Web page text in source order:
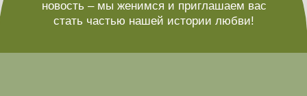
29.07.2026